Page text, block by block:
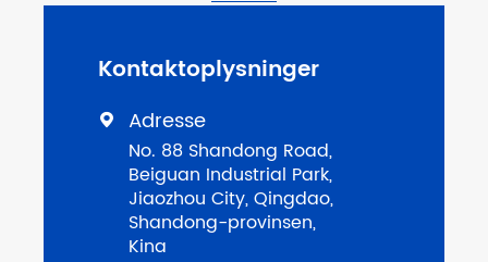
Kontaktoplysninger
 Adresse
No. 88 Shandong Road,
Beiguan Industrial Park,
Jiaozhou City, Qingdao,
Shandong-provinsen,
Kina